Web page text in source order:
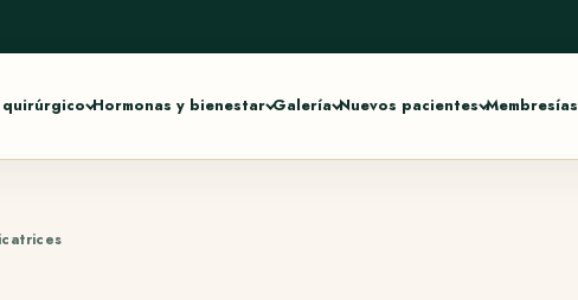
Hormonas y bienestar Galería Nuevos pacientes Membresías